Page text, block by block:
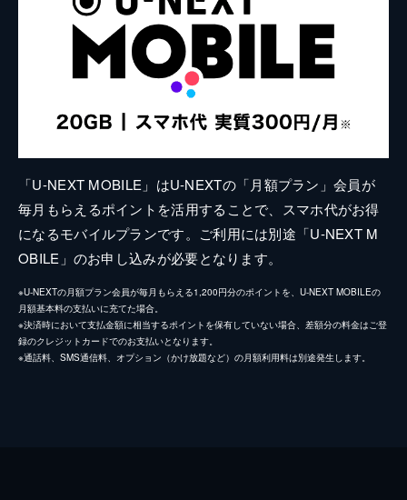
「U-NEXT MOBILE」はU-NEXTの「月額プラン」会員が
毎月もらえるポイントを活用することで、スマホ代がお得
になるモバイルプランです。ご利用には別途「U-NEXT M
OBILE」のお申し込みが必要となります。
※U-NEXTの月額プラン会員が毎月もらえる1,200円分のポイントを、U-NEXT MOBILEの
月額基本料の支払いに充てた場合。
※決済時において支払金額に相当するポイントを保有していない場合、差額分の料金はご登
録のクレジットカードでのお支払いとなります。
※通話料、SMS通信料、オプション（かけ放題など）の月額利用料は別途発生します。